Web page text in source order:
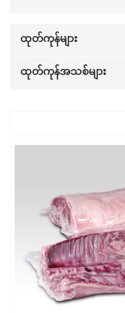
ထုတ်ကုန်များ
ထုတ်ကုန်အသစ်များ